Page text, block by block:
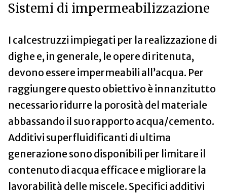
Sistemi di impermeabilizzazione
I calcestruzzi impiegati per la realizzazione di
dighe e, in generale, le opere di ritenuta,
devono essere impermeabili all’acqua. Per
raggiungere questo obiettivo è innanzitutto
necessario ridurre la porosità del materiale
abbassando il suo rapporto acqua/cemento.
Additivi superfluidificanti di ultima
generazione sono disponibili per limitare il
contenuto di acqua efficace e migliorare la
lavorabilità delle miscele. Specifici additivi